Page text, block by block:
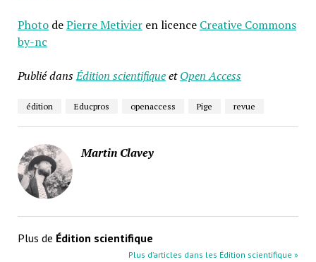
PhotodePierre Metivieren licence Creative Commons
by-nc
Publié dansÉdition scientifiqueetOpen Access
édition Educpros openaccess Pige revue
Martin Clavey
Plus de Édition scientifique
Plus d’articles dans les Édition scientifique »